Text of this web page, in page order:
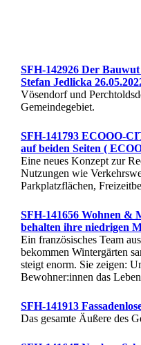
SFH-142926 Der
Stefan Jedlicka
Vösendorf und
Gemeindegebiet.
SFH-141793 ECOOO-
auf beiden Seiten (
Eine neues Konzept zur
Nutzungen wie
Parkplatzflächen,
SFH-141656 Wohnen &
behalten ihre niedrigen
Ein französisches Team
bekommen Wintergärten
steigt enorm. Sie zeigen:
Bewohner:innen das
SFH-141913
Das gesamte Äußere des